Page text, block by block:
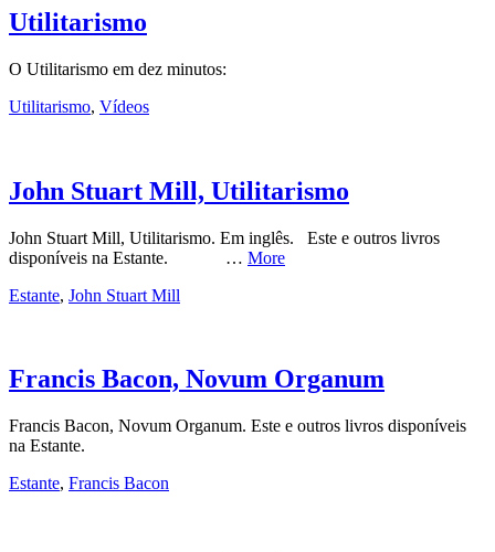
Utilitarismo
O Utilitarismo em dez minutos:
Utilitarismo, Vídeos
John Stuart Mill, Utilitarismo
John Stuart Mill, Utilitarismo. Em inglês. Este e outros livros
disponíveis na Estante. … More
Estante, John Stuart Mill
Francis Bacon, Novum Organum
Francis Bacon, Novum Organum. Este e outros livros disponíveis
na Estante.
Estante, Francis Bacon